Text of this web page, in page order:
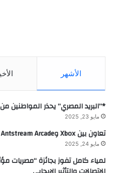
الأشهر
*”البريد المصري” يحذر المواطنين
مايو 23, 2025
تعاون بين Xbox وAntstream Arcade
مايو 24, 2025
لمياء كامل تفوز بجائزة “مصريات